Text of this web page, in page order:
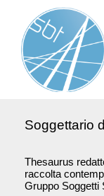
Soggettario
Thesaurus
raccolta
Gruppo Soggetti